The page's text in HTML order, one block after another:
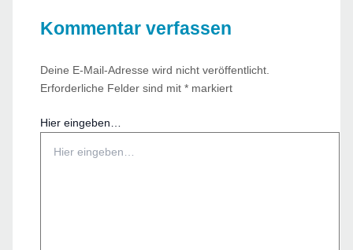
Kommentar verfassen
Deine E-Mail-Adresse wird nicht veröffentlicht.
Erforderliche Felder sind mit *markiert
Hier eingeben…